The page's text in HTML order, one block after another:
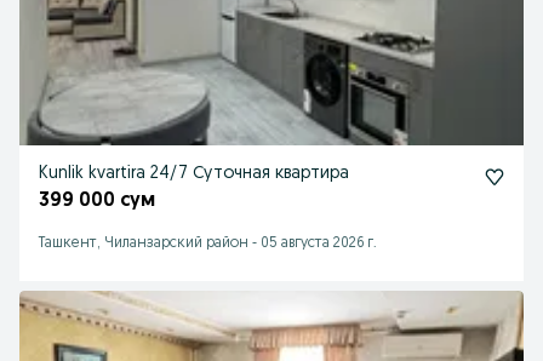
Kunlik kvartira 24/7 Суточная квартира
399 000 сум
Ташкент, Чиланзарский район - 05 августа 2026 г.